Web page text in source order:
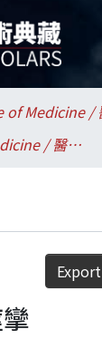
School of Medicine / 醫學系
Details
Export